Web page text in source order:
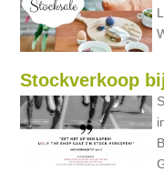
Stockverkoop